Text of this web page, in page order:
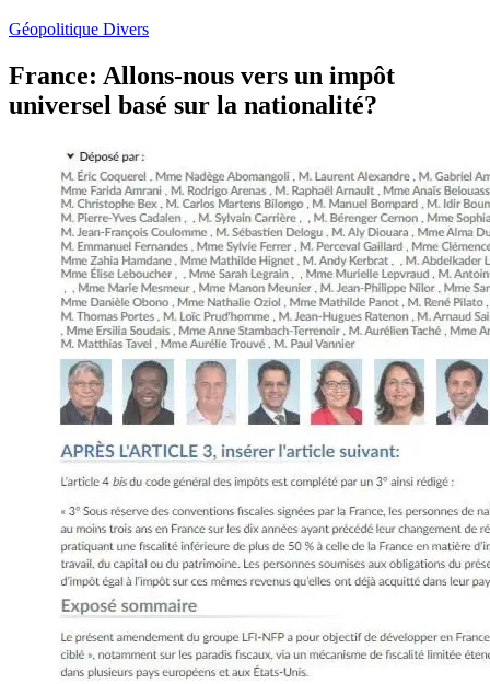
Géopolitique Divers
France: Allons-nous vers un impôt
universel basé sur la nationalité?